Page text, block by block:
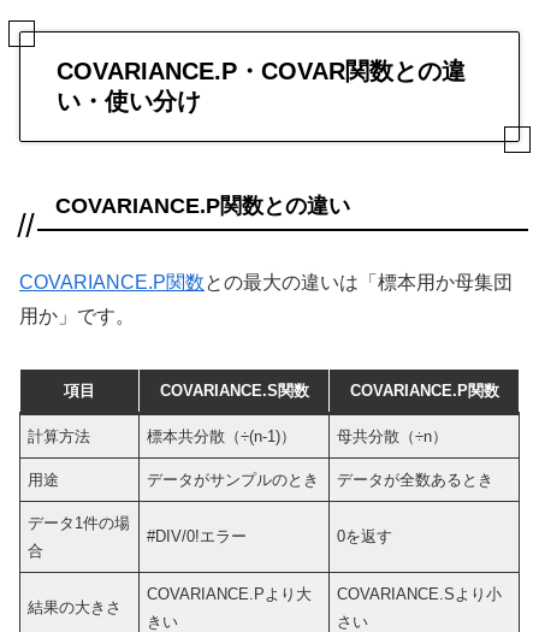
COVARIANCE.P・COVAR関数との違
い・使い分け
COVARIANCE.P関数との違い
COVARIANCE.P関数との最大の違いは「標本用か母集団
用か」です。
項目 COVARIANCE.S関数 COVARIANCE.P関数
計算方法 標本共分散（÷(n-1)） 母共分散（÷n）
用途 データがサンプルのとき データが全数あるとき
データ1件の場
合
#DIV/0!エラー 0を返す
結果の大きさ
COVARIANCE.Pより大
きい
COVARIANCE.Sより小
さい